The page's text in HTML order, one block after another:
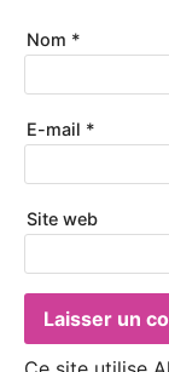
Nom *
E-mail *
Site web